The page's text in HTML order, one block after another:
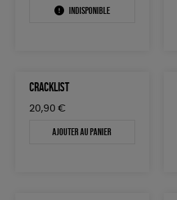
Indisponible
CRACKLIST
20,90 €
Ajouter au panier